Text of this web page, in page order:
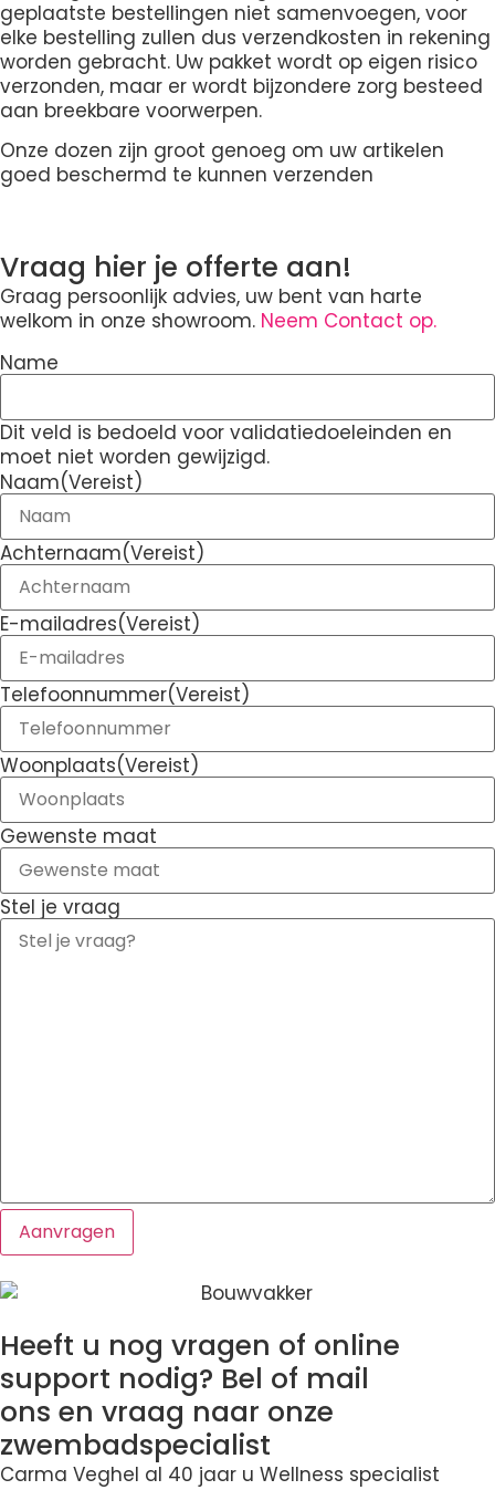
geplaatste bestellingen niet samenvoegen, voor
elke bestelling zullen dus verzendkosten in rekening
worden gebracht. Uw pakket wordt op eigen risico
verzonden, maar er wordt bijzondere zorg besteed
aan breekbare voorwerpen.
Onze dozen zijn groot genoeg om uw artikelen
goed beschermd te kunnen verzenden
Vraag hier je offerte aan!
Graag persoonlijk advies, uw bent van harte
welkom in onze showroom. Neem Contact op.
Name
Dit veld is bedoeld voor validatiedoeleinden en
moet niet worden gewijzigd.
Naam(Vereist)
Achternaam(Vereist)
E-mailadres(Vereist)
Telefoonnummer(Vereist)
Woonplaats(Vereist)
Gewenste maat
Stel je vraag
Heeft u nog vragen of online
support nodig? Bel of mail
ons en vraag naar onze
zwembadspecialist
Carma Veghel al 40 jaar u Wellness specialist